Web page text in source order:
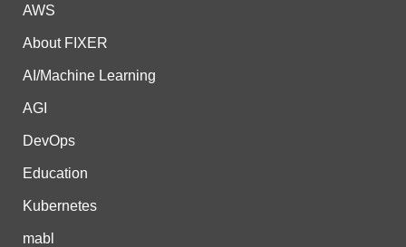
AWS
About FIXER
AI/Machine Learning
AGI
DevOps
Education
Kubernetes
mabl